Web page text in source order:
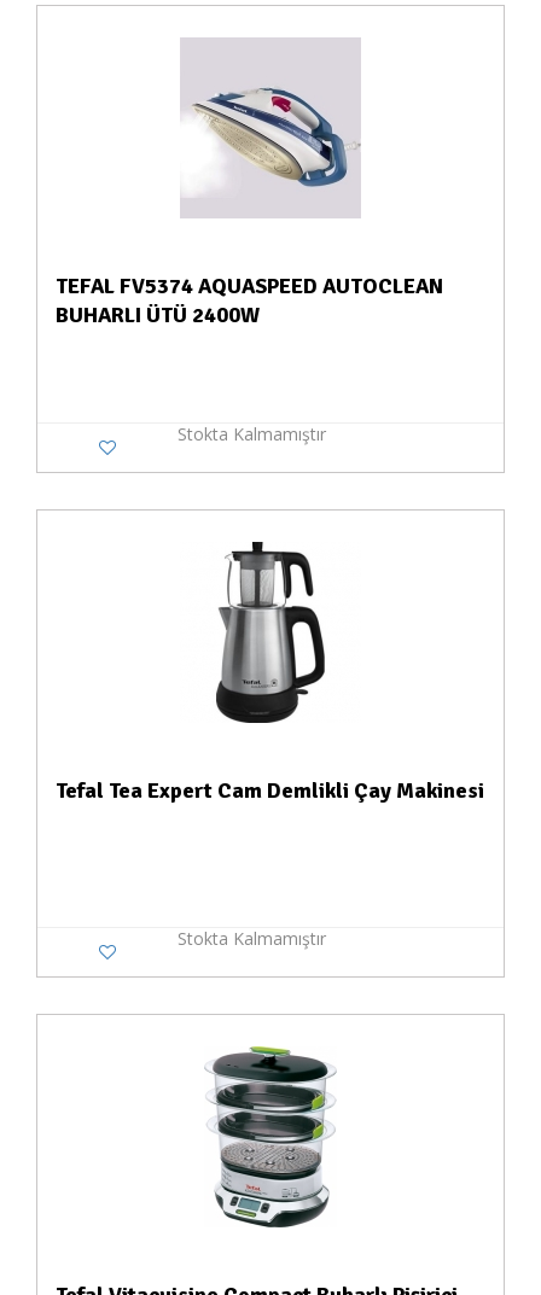
TEFAL FV5374 AQUASPEED AUTOCLEAN
BUHARLI ÜTÜ 2400W
Stokta Kalmamıştır
Tefal Tea Expert Cam Demlikli Çay Makinesi
Stokta Kalmamıştır